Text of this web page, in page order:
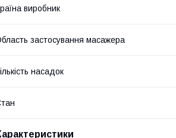
виробник
застосування масажера
насадок